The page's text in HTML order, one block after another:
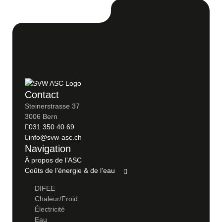
Contact
Steinerstrasse 37
3006 Bern
031 350 40 69
info@svw-asc.ch
Navigation
À propos de l’ASC
Coûts de l’énergie & de l’eau
DIFEE
Chaleur/Froid
Électricité
Eau